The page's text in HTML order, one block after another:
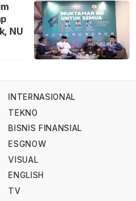
NU
INTERNASIONAL
TEKNO
BISNIS FINANSIAL
ESGNOW
VISUAL
ENGLISH
TV